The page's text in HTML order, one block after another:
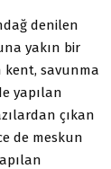
denilen
yakın bir
kent, savunma
yapılan
çıkan
de meskun